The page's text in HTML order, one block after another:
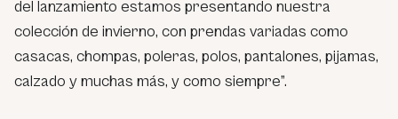
del lanzamiento estamos presentando nuestra
colección de invierno, con prendas variadas como
casacas, chompas, poleras, polos, pantalones, pijamas,
calzado y muchas más, y como siempre”.